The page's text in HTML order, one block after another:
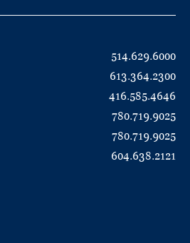
514.629.6000
613.364.2300
416.585.4646
780.719.9025
780.719.9025
604.638.2121